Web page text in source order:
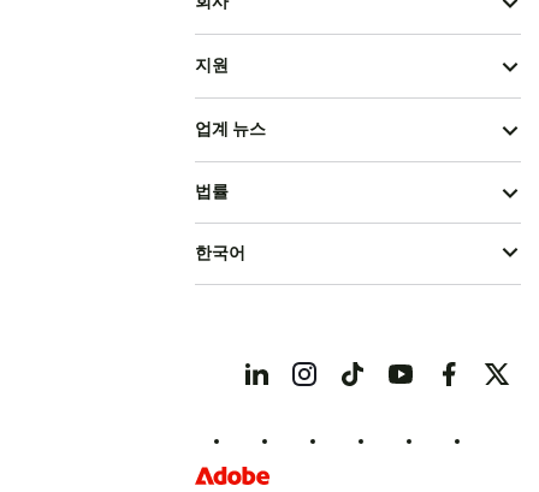
지원
업계 뉴스
법률
한국어